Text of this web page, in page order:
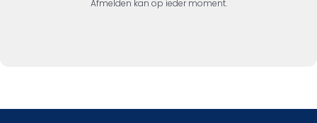
Afmelden kan op ieder moment.